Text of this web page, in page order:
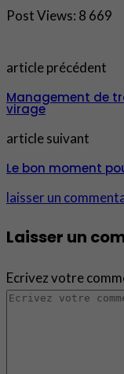
Post Views: 8 669
article précédent
Management de
virage
article suivant
Le bon moment
laisser un
Laisser un
Ecrivez votre